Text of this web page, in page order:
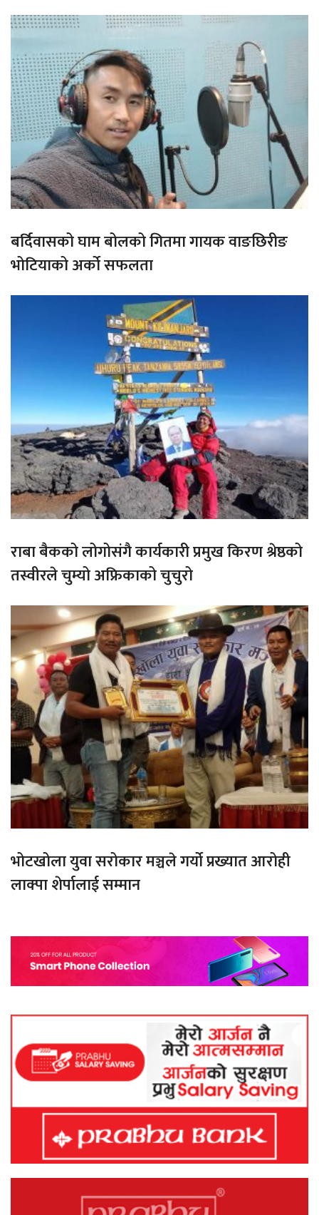
बर्दिवासको घाम बोलको गितमा गायक वाङछिरीङ
भोटियाको अर्को सफलता
राबा बैकको लोगोसंगै कार्यकारी प्रमुख किरण श्रेष्ठको
तस्वीरले चुम्यो अफ्रिकाको चुचुरो
भोटखोला युवा सरोकार मञ्चले गर्यो प्रख्यात आरोही
लाक्पा शेर्पालाई सम्मान